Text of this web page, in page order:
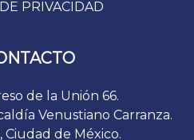
PRIVACIDAD
de la Unión 66.
Venustiano Carranza.
Ciudad de México.